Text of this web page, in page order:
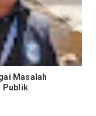
Masalah
Publik